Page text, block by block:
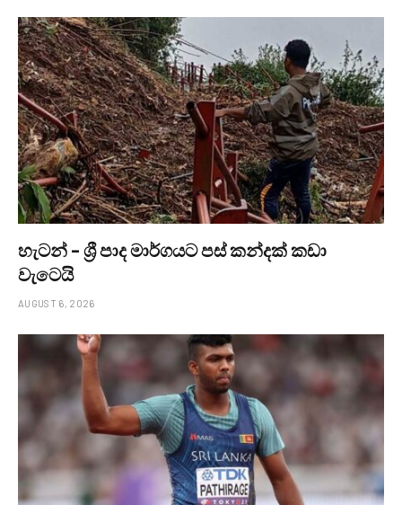
හැටන් – ශ්‍රී පාද මාර්ගයට පස් කන්දක් කඩා
වැටෙයි
AUGUST 6, 2026